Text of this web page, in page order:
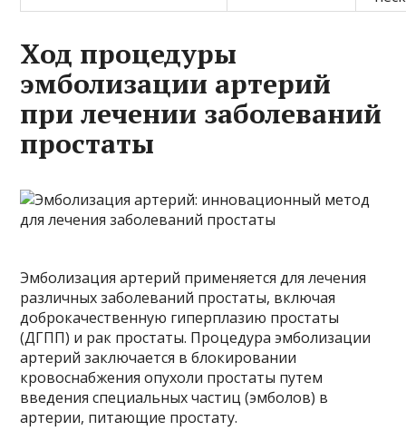
Ход процедуры
эмболизации артерий
при лечении заболеваний
простаты
Эмболизация артерий применяется для лечения
различных заболеваний простаты, включая
доброкачественную гиперплазию простаты
(ДГПП) и рак простаты. Процедура эмболизации
артерий заключается в блокировании
кровоснабжения опухоли простаты путем
введения специальных частиц (эмболов) в
артерии, питающие простату.